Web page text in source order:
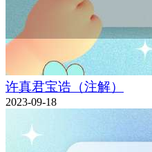
许真君宝诰（注解）
2023-09-18